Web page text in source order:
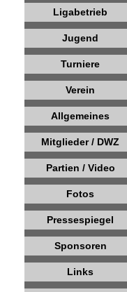
Ligabetrieb
Jugend
Turniere
Verein
Allgemeines
Mitglieder / DWZ
Partien / Video
Fotos
Pressespiegel
Sponsoren
Links